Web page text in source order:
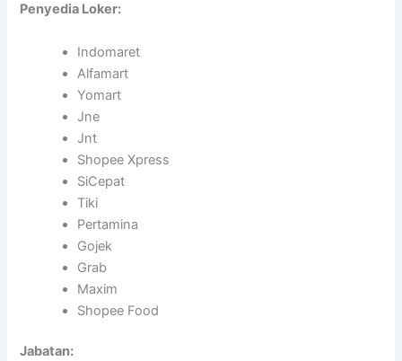
Penyedia Loker:
Indomaret
Alfamart
Yomart
Jne
Jnt
Shopee Xpress
SiCepat
Tiki
Pertamina
Gojek
Grab
Maxim
Shopee Food
Jabatan: